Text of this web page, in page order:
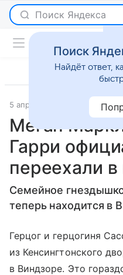
Поиск Яндекса
5 апреля 2019 Журнал OK!
Меган
Гарри
переехали
Семейное
теперь находится в
Герцог и герцогиня
из Кенсингтонского
в Виндзоре. Это
Поиск
Найдёт ответ,